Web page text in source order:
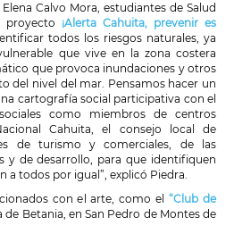
Calvo Mora, estudiantes de Salud
proyecto ¡Alerta Cahuita, prevenir es
todos los riesgos naturales, ya
que vive en la zona costera
que provoca inundaciones y otros
del nivel del mar. Pensamos hacer un
cartografía social participativa con el
como miembros de centros
Cahuita, el consejo local de
de turismo y comerciales, de las
y de desarrollo, para que identifiquen
a todos por igual”, explicó Piedra.
con el arte, como el “Club de
de Betania, en San Pedro de Montes de